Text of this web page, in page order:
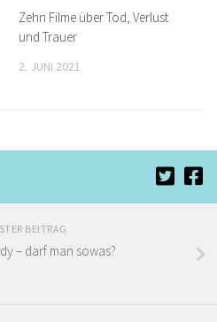
Zehn Filme über Tod, Verlust
und Trauer
2. JUNI 2021
BEITRAG
– darf man sowas?